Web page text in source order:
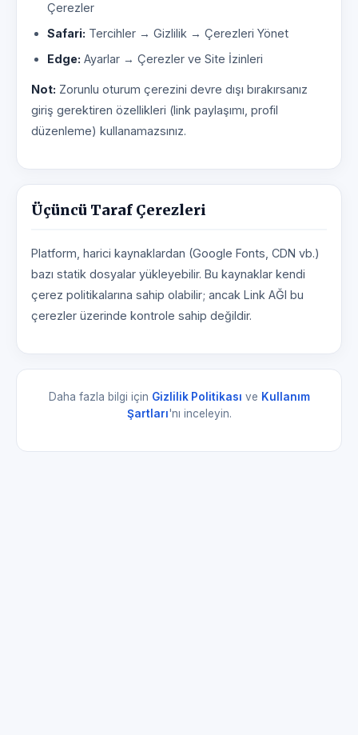
Çerezler
Safari: Tercihler → Gizlilik → Çerezleri Yönet
Edge: Ayarlar → Çerezler ve Site İzinleri
Not: Zorunlu oturum çerezini devre dışı bırakırsanız
giriş gerektiren özellikleri (link paylaşımı, profil
düzenleme) kullanamazsınız.
Üçüncü Taraf Çerezleri
Platform, harici kaynaklardan (Google Fonts, CDN vb.)
bazı statik dosyalar yükleyebilir. Bu kaynaklar kendi
çerez politikalarına sahip olabilir; ancak Link AĞI bu
çerezler üzerinde kontrole sahip değildir.
Daha fazla bilgi için Gizlilik Politikası ve Kullanım
Şartları'nı inceleyin.